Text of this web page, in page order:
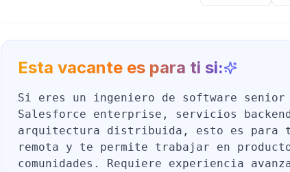
Esta vacante es para ti si:
Si eres un ingeniero de software senior
Salesforce enterprise, servicios
arquitectura distribuida, esto es para
remota y te permite trabajar en
comunidades. Requiere experiencia